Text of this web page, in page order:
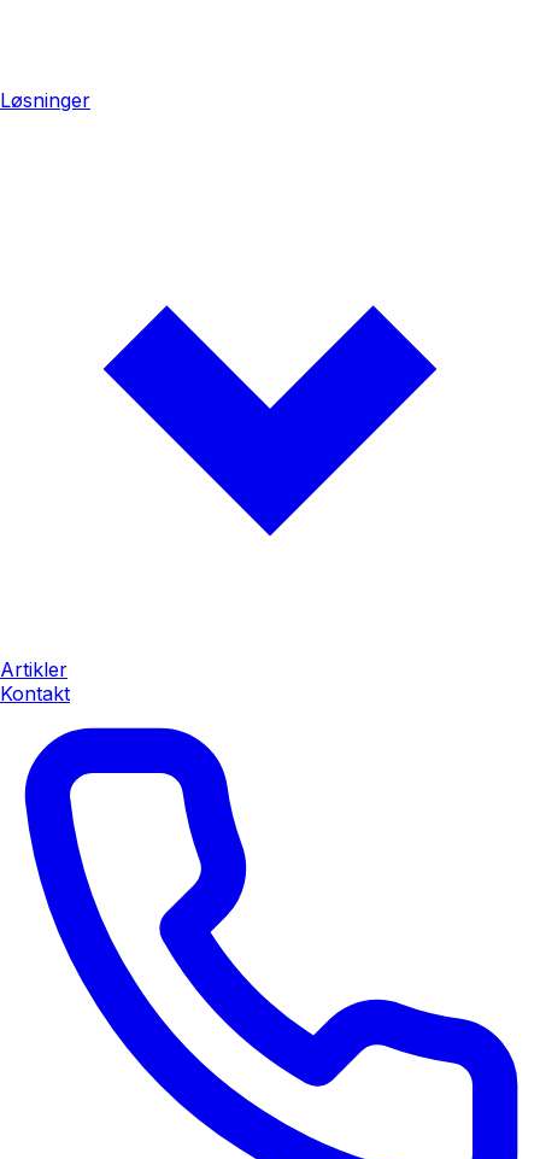
Løsninger
Artikler
Kontakt